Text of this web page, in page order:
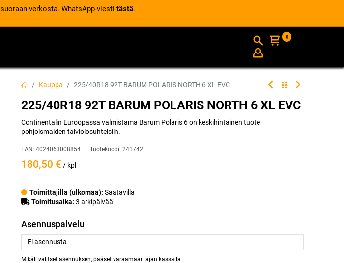
suoraan verkosta. WhatsApp-viesti tästä.
INFO
0
Kauppa 225/40R18 92T BARUM POLARIS NORTH 6 XL EVC
225/40R18 92T BARUM POLARIS NORTH 6 XL EVC
Continentalin Euroopassa valmistama Barum Polaris 6 on keskihintainen tuote
pohjoismaiden talviolosuhteisiin.
EAN: 4024063008854 Tuotekoodi: 241742
180,50 € / kpl
Toimittajilla (ulkomaa): Saatavilla
Toimitusaika: 3 arkipäivää
Asennuspalvelu
Mikäli valitset asennuksen, pääset varaamaan ajan kassalla